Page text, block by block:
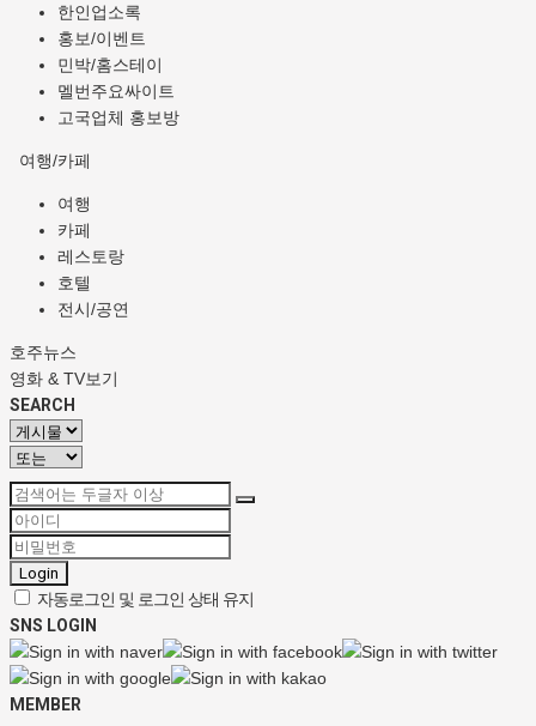
한인업소록
홍보/이벤트
민박/홈스테이
멜번주요싸이트
고국업체 홍보방
여행/카페
여행
카페
레스토랑
호텔
전시/공연
호주뉴스
영화 & TV보기
SEARCH
Login
자동로그인 및 로그인 상태 유지
SNS LOGIN
MEMBER